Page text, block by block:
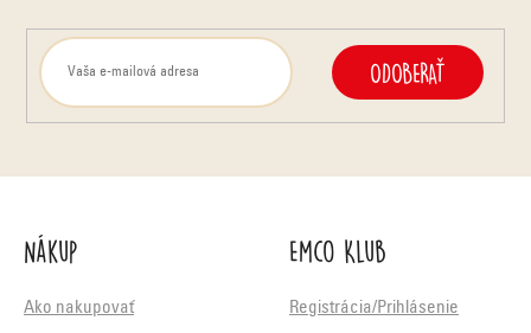
ODOBERAŤ
Nákup
Ako nakupovať
Emco Klub
Registrácia/Prihlásenie